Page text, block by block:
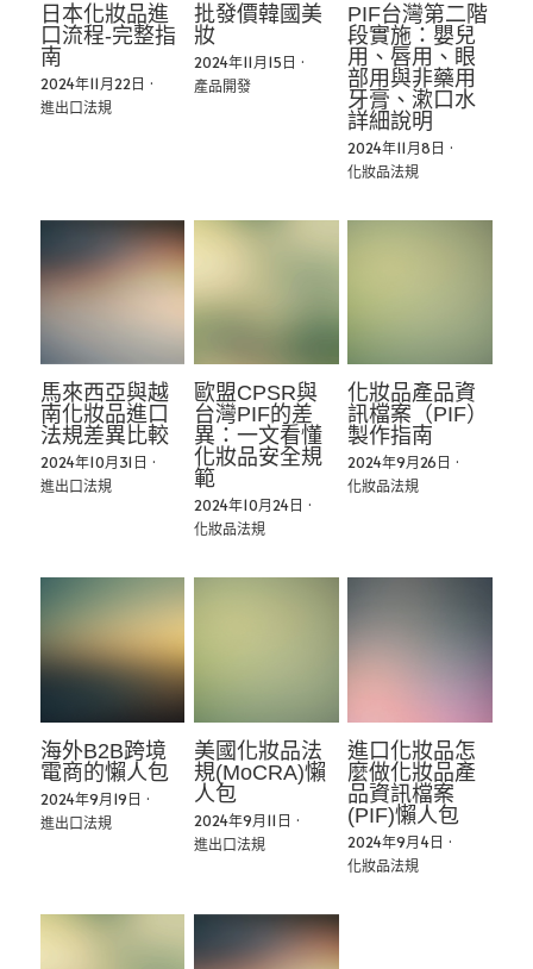
日本化妝品進
口流程-完整指
南
2024年11月22日 ·
進出口法規
批發價韓國美
妝
2024年11月15日 ·
產品開發
PIF台灣第二階
段實施：嬰兒
用、唇用、眼
部用與非藥用
牙膏、漱口水
詳細說明
2024年11月8日 ·
化妝品法規
馬來西亞與越
南化妝品進口
法規差異比較
2024年10月31日 ·
進出口法規
歐盟CPSR與
台灣PIF的差
異：一文看懂
化妝品安全規
範
2024年10月24日 ·
化妝品法規
化妝品產品資
訊檔案（PIF）
製作指南
2024年9月26日 ·
化妝品法規
海外B2B跨境
電商的懶人包
2024年9月19日 ·
進出口法規
美國化妝品法
規(MoCRA)懶
人包
2024年9月11日 ·
進出口法規
進口化妝品怎
麼做化妝品產
品資訊檔案
(PIF)懶人包
2024年9月4日 ·
化妝品法規